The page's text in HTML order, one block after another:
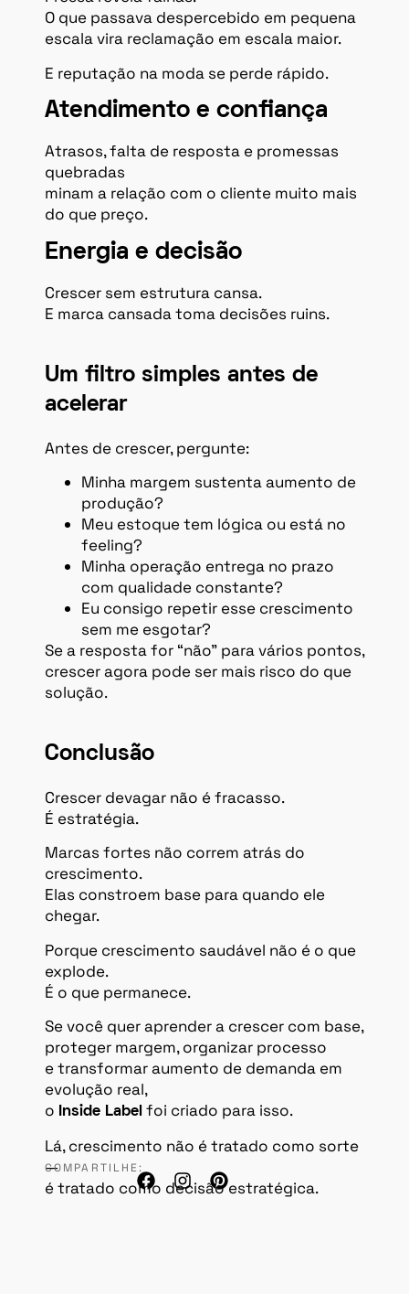
O que passava despercebido em pequena
escala vira reclamação em escala maior.
E reputação na moda se perde rápido.
Atendimento e confiança
Atrasos, falta de resposta e promessas
quebradas
minam a relação com o cliente muito mais
do que preço.
Energia e decisão
Crescer sem estrutura cansa.
E marca cansada toma decisões ruins.
Um filtro simples antes de
acelerar
Antes de crescer, pergunte:
Minha margem sustenta aumento de
produção?
Meu estoque tem lógica ou está no
feeling?
Minha operação entrega no prazo
com qualidade constante?
Eu consigo repetir esse crescimento
sem me esgotar?
Se a resposta for “não” para vários pontos,
crescer agora pode ser mais risco do que
solução.
Conclusão
Crescer devagar não é fracasso.
É estratégia.
Marcas fortes não correm atrás do
crescimento.
Elas constroem base para quando ele
chegar.
Porque crescimento saudável não é o que
explode.
É o que permanece.
Se você quer aprender a crescer com base,
proteger margem, organizar processo
e transformar aumento de demanda em
evolução real,
o
Inside Label foi criado para isso.
Lá, crescimento não é tratado como sorte
—
é tratado como decisão estratégica.
COMPARTILHE: